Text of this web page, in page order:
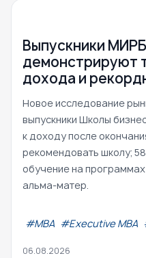
Выпускники
демонстрируют
дохода и
Новое исследование
выпускники Школы
к доходу после
рекомендовать школу;
обучение на программах
альма-матер.
#МВА #Executive MBA
06.08.2026